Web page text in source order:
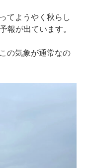
てようやく秋らし
報が出ています。
の気象が通常なの